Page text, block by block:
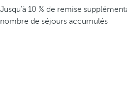
Jusqu’à 10 % de remise
nombre de séjours accumulés